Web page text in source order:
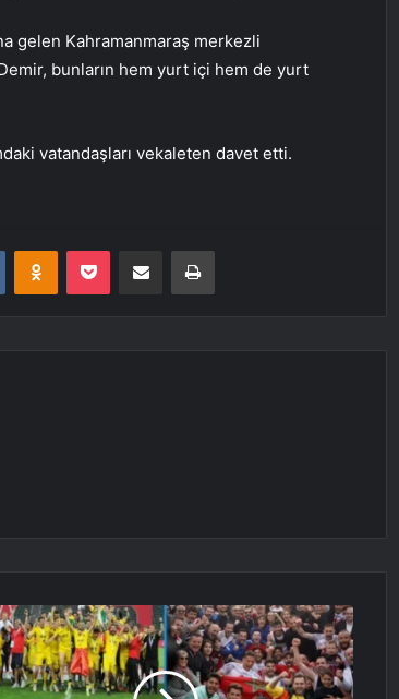
gelen Kahramanmaraş merkezli
bunların hem yurt içi hem de yurt
vatandaşları vekaleten davet etti.
VKontakteOdnoklassniki
Pocket E-Posta ile paylaş Yazdır